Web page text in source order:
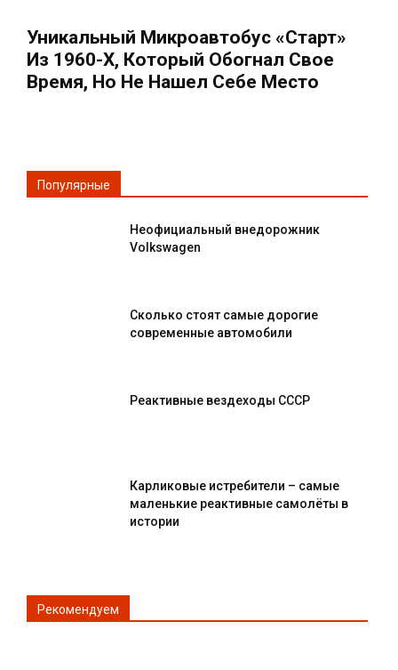
Уникальный Микроавтобус «Старт»
Из 1960-Х, Который Обогнал Свое
Время, Но Не Нашел Себе Место
Популярные
Неофициальный внедорожник
Volkswagen
Сколько стоят самые дорогие
современные автомобили
Реактивные вездеходы СССР
Карликовые истребители – самые
маленькие реактивные самолёты в
истории
Рекомендуем